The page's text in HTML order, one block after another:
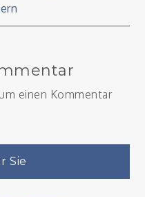
einen Kommentar
Sie